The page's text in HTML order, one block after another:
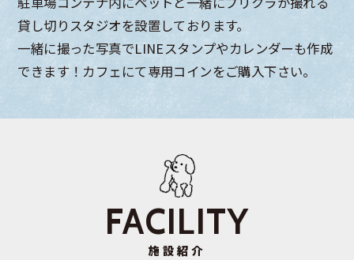
貸し切りスタジオを設置しております。
一緒に撮った写真でLINEスタンプやカレンダーも作成
できます！カフェにて専用コインをご購入下さい。
FACILITY
施設紹介